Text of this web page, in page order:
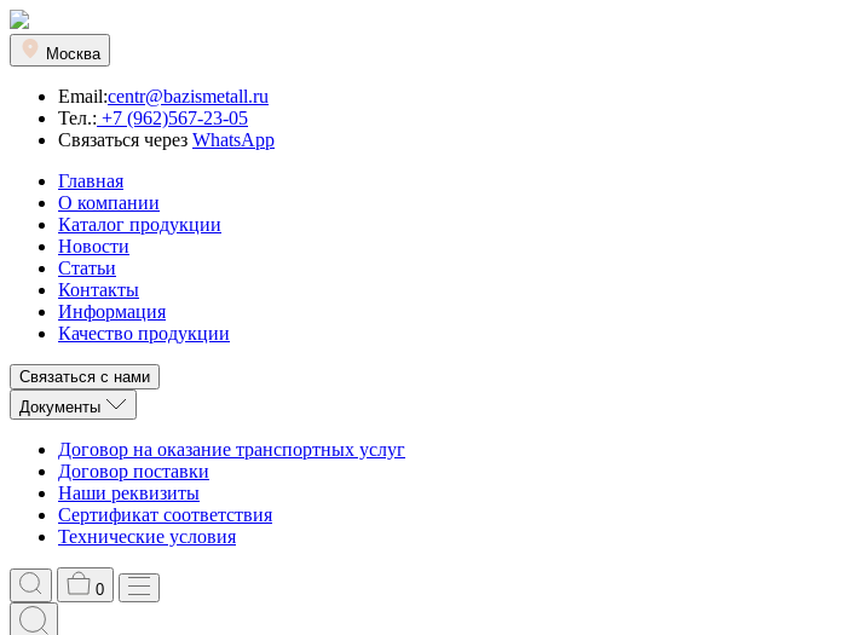
Москва
Email:centr@bazismetall.ru
Тел.: +7 (962)567-23-05
Связаться через WhatsApp
Главная
О компании
Каталог продукции
Новости
Статьи
Контакты
Информация
Качество продукции
Связаться с нами
Документы
Договор на оказание транспортных услуг
Договор поставки
Наши реквизиты
Сертификат соответствия
Технические условия
0